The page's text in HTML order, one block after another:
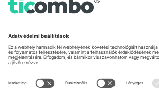
Irodák és támogatás
Germany
Unter den Linden 24, 10117
Berlin, Germany
167 City